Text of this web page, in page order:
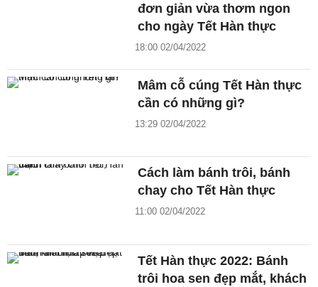
đơn giản vừa thơm ngon
cho ngày Tết Hàn thực
18:00 02/04/2022
Mâm cỗ cúng Tết Hàn thực
cần có những gì?
13:29 02/04/2022
Cách làm bánh trôi, bánh
chay cho Tết Hàn thực
11:00 02/04/2022
Tết Hàn thực 2022: Bánh
trôi hoa sen đẹp mắt, khách